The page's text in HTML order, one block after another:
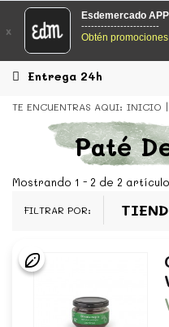
EsDeMercado.com
EsDeMercado.com
los mejores mercados de
locales.
EsDeMercado.com
EsDeMercado.comte lleva a
los mejores mercados de
x
Esdemercado APP
------------------------
Obtén
Entrega 24h
TE ENCUENTRAS AQUI: INICIO
Paté
Mostrando 1 - 2 de 2
FILTRAR POR: